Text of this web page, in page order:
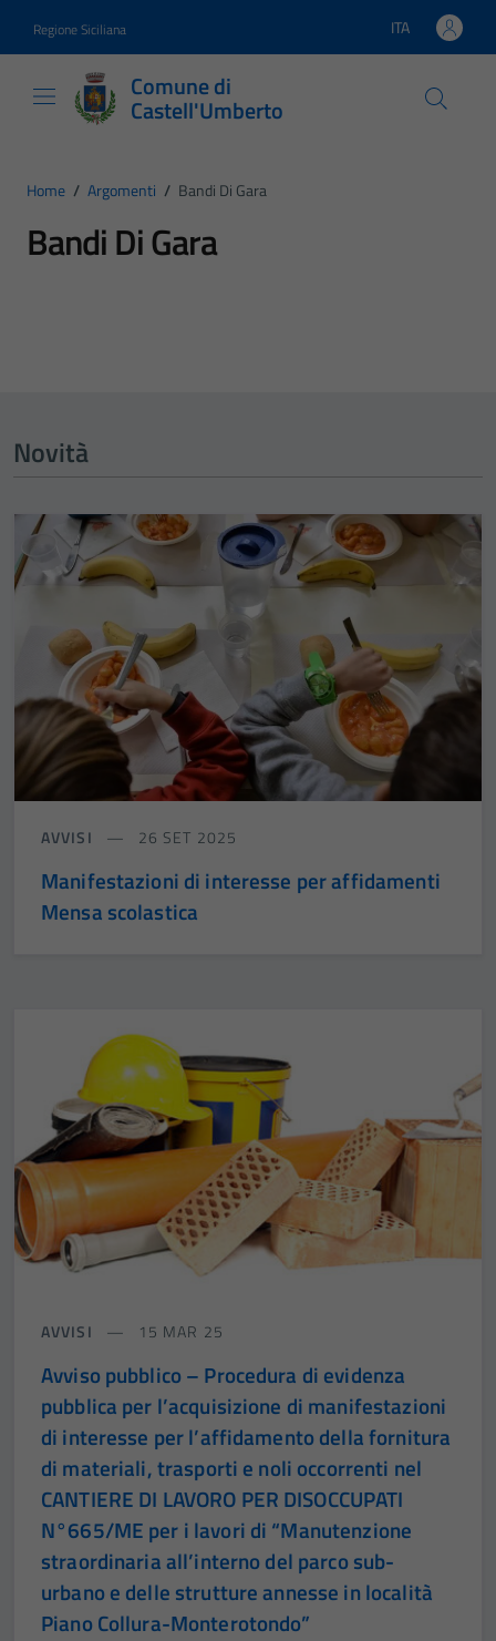
Regione Siciliana Lingua attiva:
ITA
Comune di
Castell'Umberto
Home / Argomenti / Bandi Di Gara
Bandi Di Gara
Novità
AVVISI 26 SET 2025
Manifestazioni di interesse per affidamenti
Mensa scolastica
AVVISI 15 MAR 25
Avviso pubblico – Procedura di evidenza
pubblica per l’acquisizione di manifestazioni
di interesse per l’affidamento della fornitura
di materiali, trasporti e noli occorrenti nel
CANTIERE DI LAVORO PER DISOCCUPATI
N°665/ME per i lavori di “Manutenzione
straordinaria all’interno del parco sub-
urbano e delle strutture annesse in località
Piano Collura-Monterotondo”